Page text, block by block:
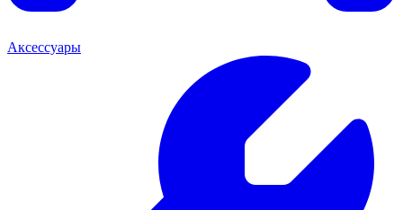
Аксессуары